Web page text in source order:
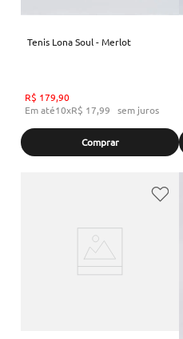
Tenis Lona Soul - Merlot
R$ 179,90
Em até10xR$ 17,99 sem juros
Comprar